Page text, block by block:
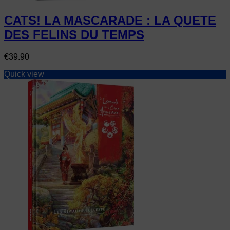
CATS! LA MASCARADE : LA QUETE
DES FELINS DU TEMPS
Price
€39.90
Quick view